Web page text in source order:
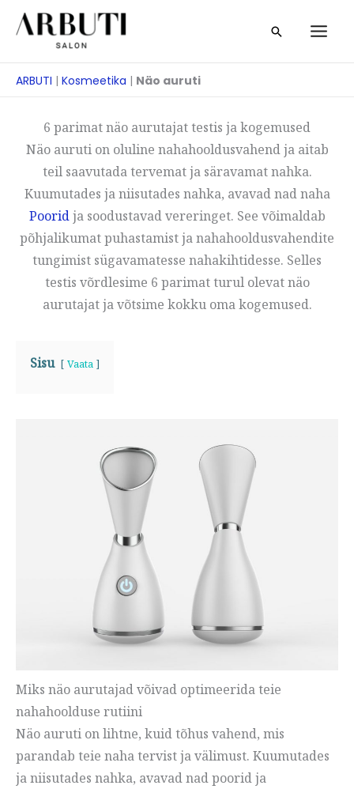
Skip
Otsi
ARBUTI | Kosmeetika | Näo auruti
6 parimat näo aurutajat testis ja kogemused
Näo auruti on oluline nahahooldusvahend ja aitab
teil saavutada tervemat ja säravamat nahka.
Kuumutades ja niisutades nahka, avavad nad naha
Pooridja soodustavad vereringet. See võimaldab
põhjalikumat puhastamist ja nahahooldusvahendite
tungimist sügavamatesse nahakihtidesse. Selles
testis võrdlesime 6 parimat turul olevat näo
aurutajat ja võtsime kokku oma kogemused.
Sisu Vaata
Miks näo aurutajad võivad optimeerida teie
nahahoolduse rutiini
Näo auruti on lihtne, kuid tõhus vahend, mis
parandab teie naha tervist ja välimust. Kuumutades
ja niisutades nahka, avavad nad poorid ja